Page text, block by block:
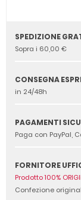
SPEDIZIONE
Sopra i 60,00 €
CONSEGNA
in 24/48h
PAGAMENTI
Paga con PayPal,
FORNITORE
Prodotto 100%
Confezione